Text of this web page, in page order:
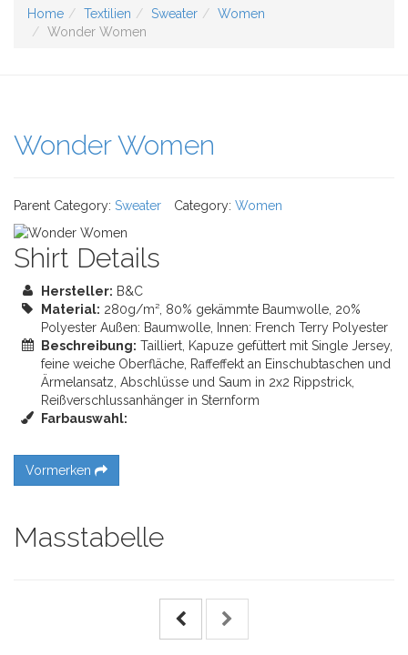
Home Textilien Sweater
Women
Wonder Women
Wonder Women
Parent Category: Sweater Category: Women
Shirt Details
Hersteller: B&C
Material: 280g/m², 80% gekämmte Baumwolle, 20%
Polyester Außen: Baumwolle, Innen: French Terry Polyester
Beschreibung: Tailliert, Kapuze gefüttert mit Single Jersey,
feine weiche Oberfläche, Raffeffekt an Einschubtaschen und
Ärmelansatz, Abschlüsse und Saum in 2x2 Rippstrick,
Reißverschlussanhänger in Sternform
Farbauswahl:
Vormerken
Masstabelle